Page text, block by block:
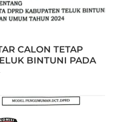
CALON TETAP
BINTUNI PADA